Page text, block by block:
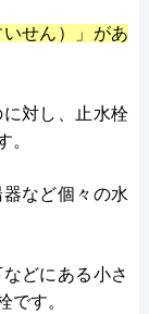
いせん）」があ
対し、止水栓
。
など個々の水
どにある小さ
です。